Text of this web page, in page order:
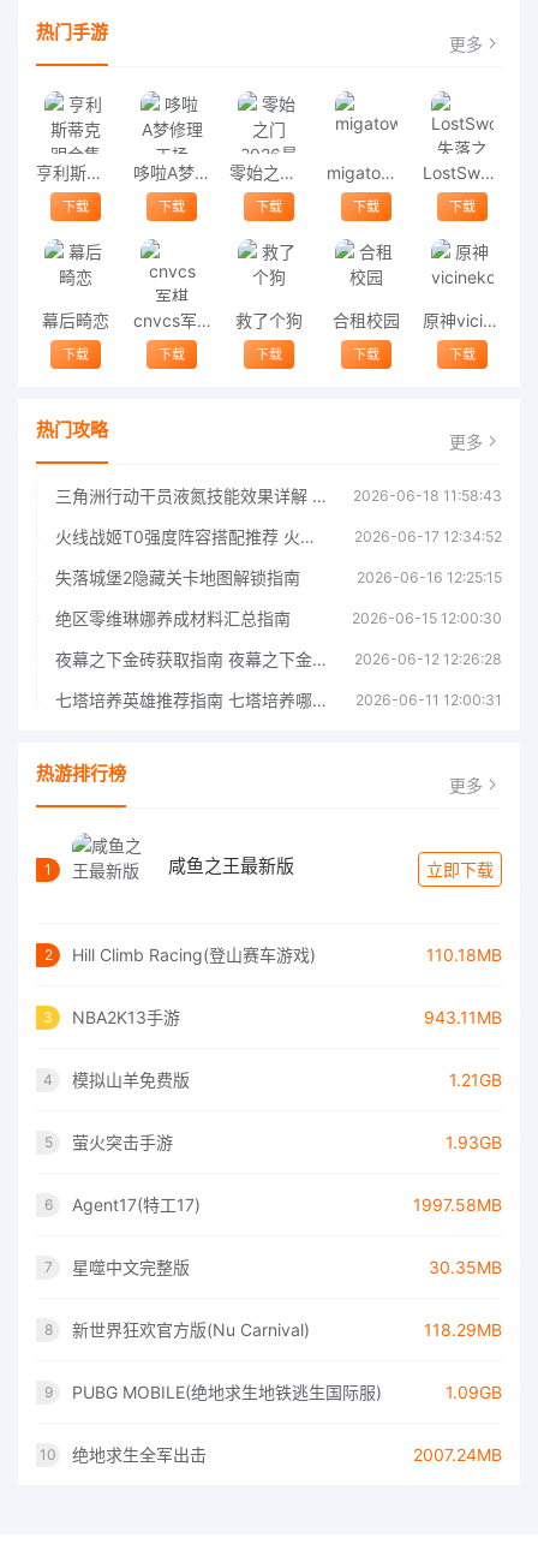
热门手游 更多
亨利斯蒂克明合集
下载
哆啦A梦修理工场
下载
零始之门2026最新版
下载
migatowemyworld1.68
下载
LostSword失落之剑
下载
幕后畸恋
下载
cnvcs军棋
下载
救了个狗
下载
合租校园
下载
原神vicineko
下载
热门攻略 更多
三角洲行动干员液氮技能效果详解 三角洲行动干员液氮技能介绍 2026-06-18 11:58:43
火线战姬T0强度阵容搭配推荐 火线战姬T0强度阵容哪个好 2026-06-17 12:34:52
失落城堡2隐藏关卡地图解锁指南 2026-06-16 12:25:15
绝区零维琳娜养成材料汇总指南 2026-06-15 12:00:30
夜幕之下金砖获取指南 夜幕之下金砖获取方法 2026-06-12 12:26:28
七塔培养英雄推荐指南 七塔培养哪个英雄好 2026-06-11 12:00:31
热游排行榜 更多
1 咸鱼之王最新版 立即下载
2 Hill Climb Racing(登山赛车游戏) 110.18MB
3 NBA2K13手游 943.11MB
4 模拟山羊免费版 1.21GB
5 萤火突击手游 1.93GB
6 Agent17(特工17) 1997.58MB
7 星噬中文完整版 30.35MB
8 新世界狂欢官方版(Nu Carnival) 118.29MB
9 PUBG MOBILE(绝地求生地铁逃生国际服) 1.09GB
10 绝地求生全军出击 2007.24MB